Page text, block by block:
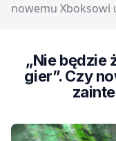
nowemu Xboksowi
„Nie będzie
gier”. Czy